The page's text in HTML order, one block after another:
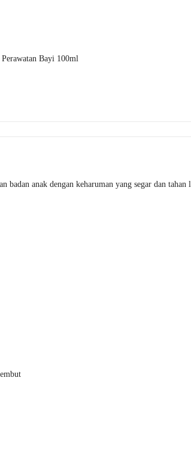
Bayi 100ml
badan anak dengan keharuman yang segar dan